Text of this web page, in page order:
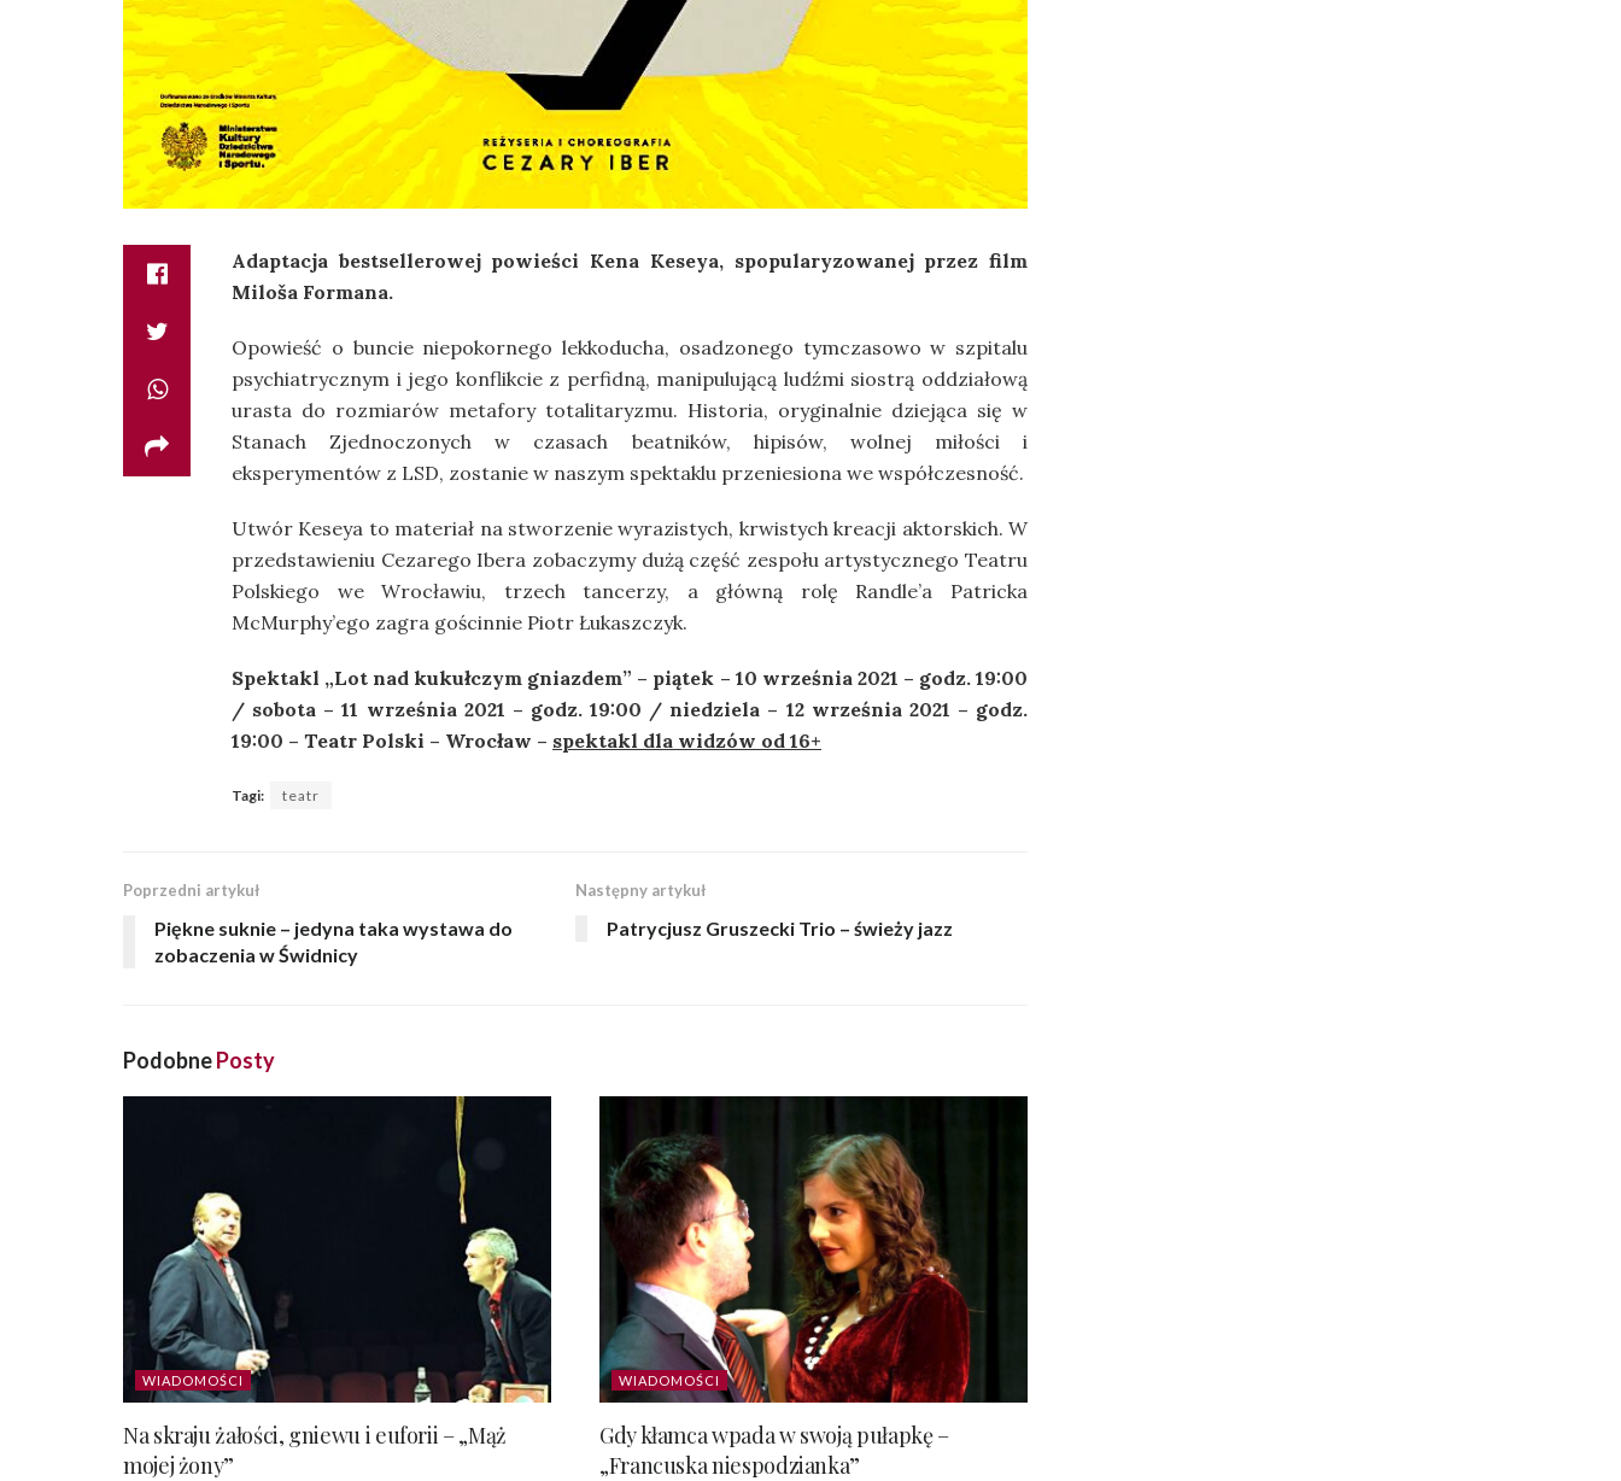
Adaptacja bestsellerowej powieści Kena Keseya, spopularyzowanej przez film
Miloša Formana.
Opowieść o buncie niepokornego lekkoducha, osadzonego tymczasowo w szpitalu
psychiatrycznym i jego konflikcie z perfidną, manipulującą ludźmi siostrą oddziałową
urasta do rozmiarów metafory totalitaryzmu. Historia, oryginalnie dziejąca się w
Stanach Zjednoczonych w czasach beatników, hipisów, wolnej miłości i
eksperymentów z LSD, zostanie w naszym spektaklu przeniesiona we współczesność.
Utwór Keseya to materiał na stworzenie wyrazistych, krwistych kreacji aktorskich. W
przedstawieniu Cezarego Ibera zobaczymy dużą część zespołu artystycznego Teatru
Polskiego we Wrocławiu, trzech tancerzy, a główną rolę Randle’a Patricka
McMurphy’ego zagra gościnnie Piotr Łukaszczyk.
Spektakl „Lot nad kukułczym gniazdem” – piątek – 10 września 2021 – godz. 19:00
/ sobota – 11 września 2021 – godz. 19:00 / niedziela – 12 września 2021 – godz.
19:00 – Teatr Polski – Wrocław – spektakl dla widzów od 16+
Tagi: teatr
Poprzedni artykuł
Piękne suknie – jedyna taka wystawa do
zobaczenia w Świdnicy
Następny artykuł
Patrycjusz Gruszecki Trio – świeży jazz
PodobnePosty
WIADOMOŚCI
Na skraju żałości, gniewu i euforii – „Mąż
mojej żony”
WIADOMOŚCI
Gdy kłamca wpada w swoją pułapkę –
„Francuska niespodzianka”